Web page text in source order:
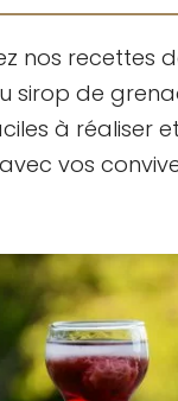
nos recettes
sirop de
à réaliser
avec vos